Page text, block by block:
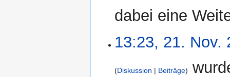
dabei eine
13:23, 21. Nov.
Diskussion Beiträge